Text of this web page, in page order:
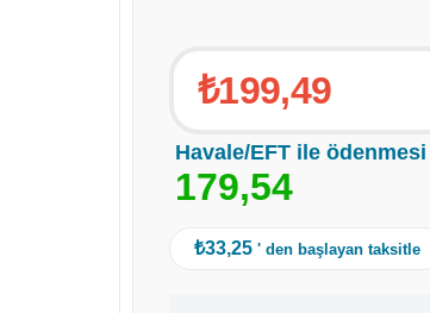
₺199,49
Havale/EFT ile
179,54
₺33,25 ' den başlayan taksitle